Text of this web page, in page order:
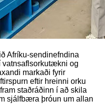
Afríku-sendinefndina
vatnsaflsorkutækni og
markaði fyrir
eftir hreinni orku
staðráðinn í að skila
sjálfbæra þróun um allan